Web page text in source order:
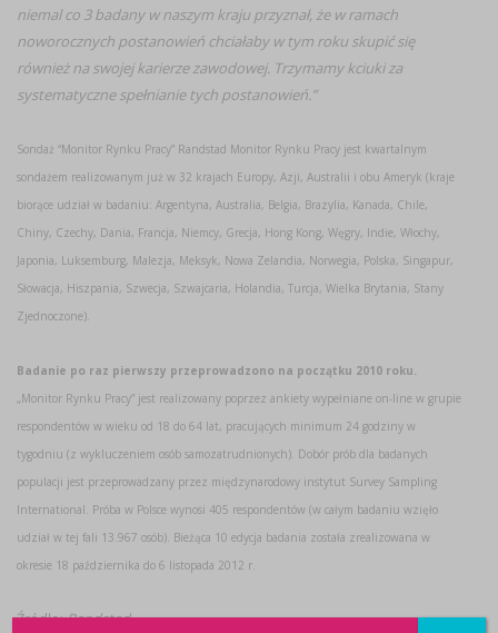
niemal co 3 badany w naszym kraju przyznał, że w ramach
noworocznych postanowień chciałaby w tym roku skupić się
również na swojej karierze zawodowej. Trzymamy kciuki za
systematyczne spełnianie tych postanowień.”
Sondaż “Monitor Rynku Pracy” Randstad Monitor Rynku Pracy jest kwartalnym
sondażem realizowanym już w 32 krajach Europy, Azji, Australii i obu Ameryk (kraje
biorące udział w badaniu: Argentyna, Australia, Belgia, Brazylia, Kanada, Chile,
Chiny, Czechy, Dania, Francja, Niemcy, Grecja, Hong Kong, Węgry, Indie, Włochy,
Japonia, Luksemburg, Malezja, Meksyk, Nowa Zelandia, Norwegia, Polska, Singapur,
Słowacja, Hiszpania, Szwecja, Szwajcaria, Holandia, Turcja, Wielka Brytania, Stany
Zjednoczone).
Badanie po raz pierwszy przeprowadzono na początku 2010 roku.
„Monitor Rynku Pracy” jest realizowany poprzez ankiety wypełniane on-line w grupie
respondentów w wieku od 18 do 64 lat, pracujących minimum 24 godziny w
tygodniu (z wykluczeniem osób samozatrudnionych). Dobór prób dla badanych
populacji jest przeprowadzany przez międzynarodowy instytut Survey Sampling
International. Próba w Polsce wynosi 405 respondentów (w całym badaniu wzięło
udział w tej fali 13.967 osób). Bieżąca 10 edycja badania została zrealizowana w
okresie 18 października do 6 listopada 2012 r.
Źródło:Randstad